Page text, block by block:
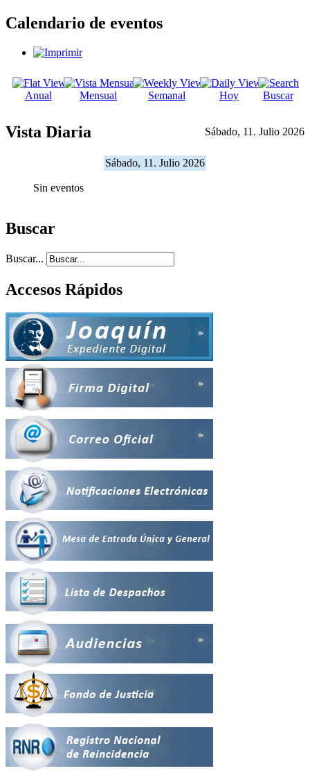
Calendario de eventos
Anual Mensual Semanal Hoy Buscar
Vista Diaria Sábado, 11. Julio 2026
Sábado, 11. Julio 2026
Sin eventos
Buscar
Buscar...
Accesos Rápidos